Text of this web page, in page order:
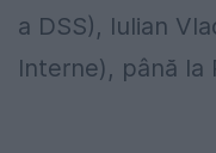
a DSS), Iulian
Interne), până la